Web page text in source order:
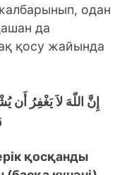
одан
да
қосу жайында
إِنَّ اللّهَ لاَ يَغْفِرُ
қосқанды